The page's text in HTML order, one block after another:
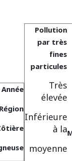
Pollution
par très
fines
particules
Très
élevée
Inférieure
à la
moyenne
Année
Région